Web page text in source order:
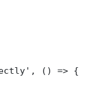
() => {